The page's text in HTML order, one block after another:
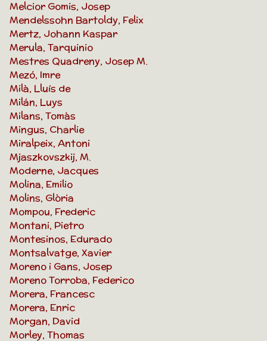
Melcior Gomis, Josep
Mendelssohn Bartoldy, Felix
Mertz, Johann Kaspar
Merula, Tarquinio
Mestres Quadreny, Josep M.
Mezó, Imre
Milà, Lluís de
Milán, Luys
Milans, Tomàs
Mingus, Charlie
Miralpeix, Antoni
Mjaszkovszkij, M.
Moderne, Jacques
Molina, Emilio
Molins, Glòria
Mompou, Frederic
Montani, Pietro
Montesinos, Edurado
Montsalvatge, Xavier
Moreno i Gans, Josep
Moreno Torroba, Federico
Morera, Francesc
Morera, Enric
Morgan, David
Morley, Thomas